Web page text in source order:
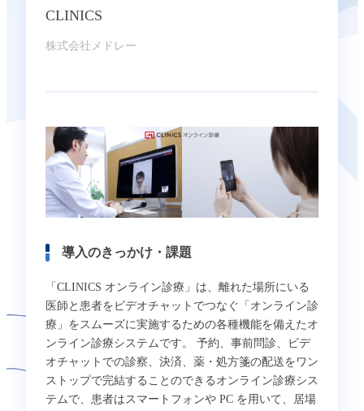
CLINICS
株式会社メドレー
導入のきっかけ・課題
「CLINICS オンライン診療」は、離れた場所にいる
医師と患者をビデオチャットでつなぐ「オンライン診
療」をスムーズに実施するための各種機能を備えたオ
ンライン診療システムです。 予約、事前問診、ビデ
オチャットでの診察、決済、薬・処方箋の配送をワン
ストップで完結することのできるオンライン診療シス
テムで、患者はスマートフォンや PC を用いて、居場